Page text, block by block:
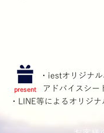
・iestオリジナ
アドバイスシー
・LINE等によるオリジ
​present